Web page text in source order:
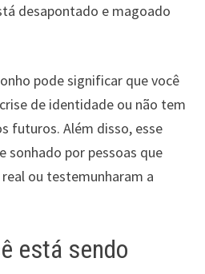
desapontado e magoado
pode significar que você
de identidade ou não tem
futuros. Além disso, esse
sonhado por pessoas que
ou testemunharam a
está sendo